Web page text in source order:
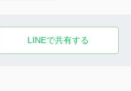
LINEで共有する